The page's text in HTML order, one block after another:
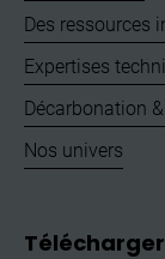
Des ressources
Expertises
Décarbonation
Nos univers